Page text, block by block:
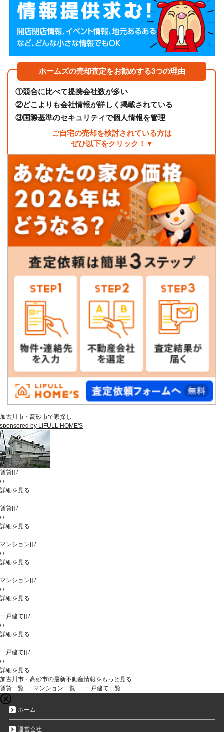
ホームズの売却査定をお勧めする3つの理由
①競合に比べて提携会社数が多い
②どこよりも会社情報が詳しく掲載されている
③国際基準のセキュリティで個人情報を管理
ご自宅の売却を検討されている方は
ぜひ以下をクリック！▼
加古川市・高砂市で家探し
sponsored by LIFULL HOME'S
賃貸[] /
//
詳細を見る
賃貸[] /
//
詳細を見る
マンション [] /
//
詳細を見る
マンション [] /
//
詳細を見る
一戸建て [] /
//
詳細を見る
一戸建て [] /
//
詳細を見る
加古川市・高砂市の最新不動産情報をもっと見る
賃貸一覧
マンション一覧 一戸建て一覧
ホーム
運営会社